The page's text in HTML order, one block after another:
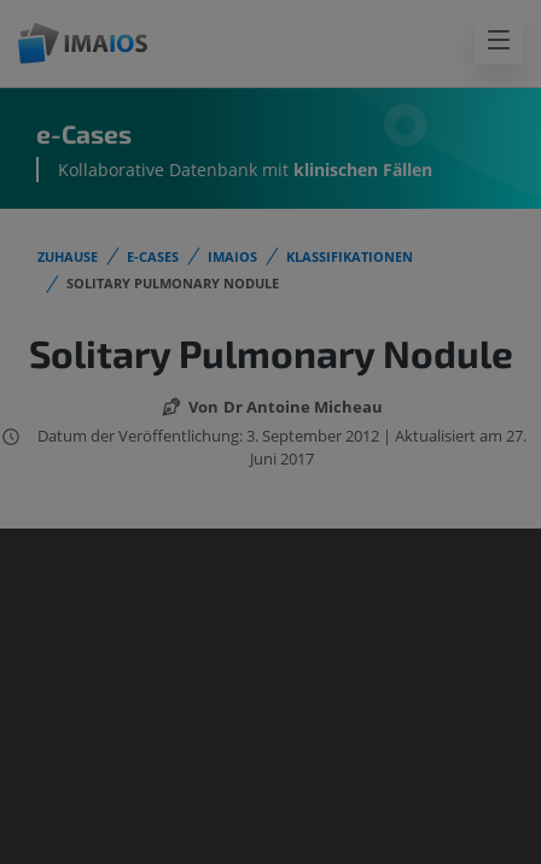
e-Cases
Kollaborative Datenbank mit klinischen Fällen
ZUHAUSE E-CASES IMAIOS
KLASSIFIKATIONEN
SOLITARY PULMONARY NODULE
Solitary Pulmonary Nodule
Von Dr Antoine Micheau
Datum der Veröffentlichung: 3. September 2012 | Aktualisiert am 27.
Juni 2017